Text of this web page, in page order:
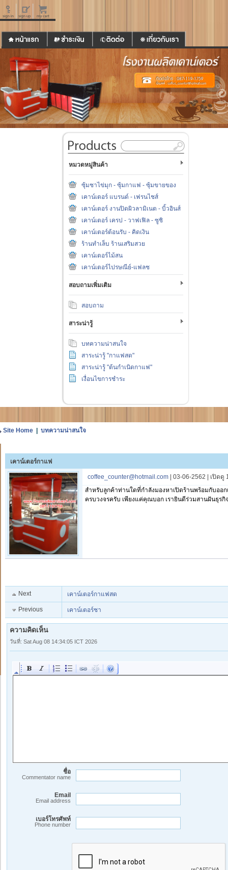
หมวดหมู่สินค้า
ซุ้มชาไข่มุก - ซุ้มกาแฟ - ซุ้มขายของ
เคาน์เตอร์ แบรนด์ - เฟรนไชส์
เคาน์เตอร์ งานปิดผิวลามิเนต - บิ้วอินส์
เคาน์เตอร์ เครป - วาฟเฟิล - ซูชิ
เคาน์เตอร์ต้อนรับ - คิดเงิน
ร้านทำเล็บ ร้านเสริมสวย
เคาน์เตอร์ไม้สน
เคาน์เตอร์ไปรษณีย์-แฟลช
สอบถามเพิ่มเติม
สอบถาม
สาระน่ารู้
บทความน่าสนใจ
สาระน่ารู้ "กาแฟสด"
สาระน่ารู้ "ต้นกำเนิดกาแฟ"
เงื่อนไขการชำระ
Site Home บทความน่าสนใจ
เคาน์เตอร์กาแฟ
coffee_counter@hotmail.com | 03-06-2562 | เปิด
สำหรับลูกค้าท่านใดที่กำลังมองหาเปิดร้านพร้อมกับออ
ครบวงจรครับ เพียงแค่คุณบอก เรายินดีร่วมสานฝันธุร
Next เคาน์เตอร์กาแฟสด
Previous เคาน์เตอร์ชา
ความคิดเห็น
วันที่: Sat Aug 08 14:34:05 ICT 2026
ชื่อ
Commentator name
Email
Email address
เบอร์โทรศัพท์
Phone number